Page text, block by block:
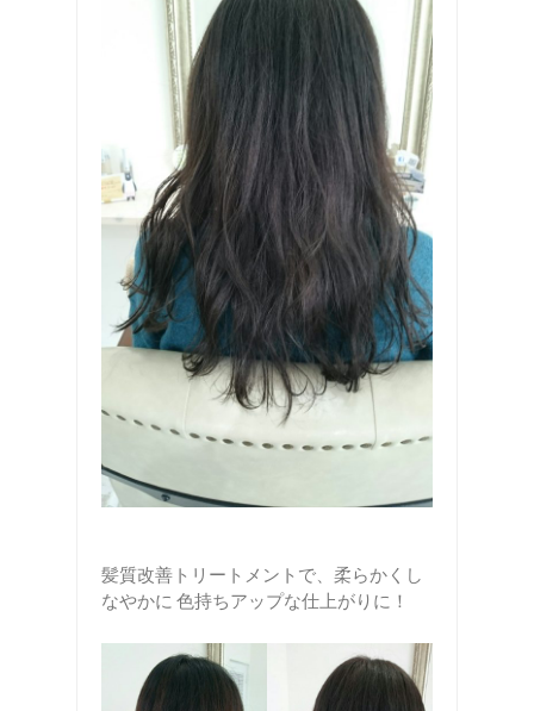
髪質改善トリートメントで、柔らかくし
なやかに 色持ちアップな仕上がりに！